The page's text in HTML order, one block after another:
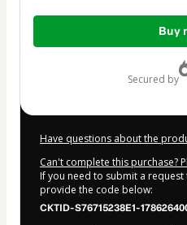
Total
$997.00
Buy
secured by
Have questions about the
Can't complete this purchase?
If you need to submit a
provide the code below:
CKTID-S76715238E1-